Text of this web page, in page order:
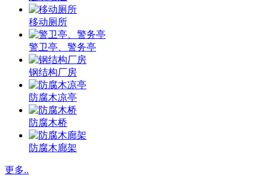
移动厕所
警卫亭、警务亭
钢结构厂房
防腐木凉亭
防腐木桥
防腐木廊架
更多..